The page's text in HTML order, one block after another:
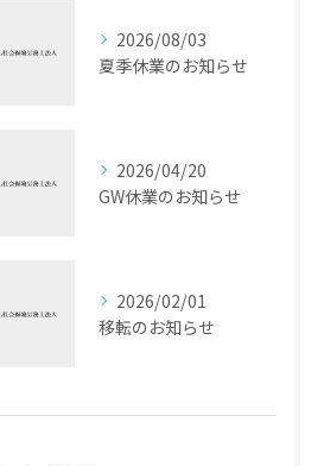
2026/08/03
夏季休業のお知らせ
2026/04/20
GW休業のお知らせ
2026/02/01
移転のお知らせ